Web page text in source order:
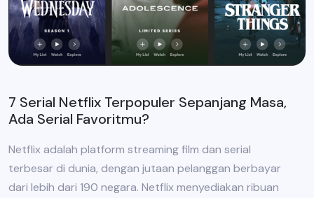
7 Serial Netflix Terpopuler Sepanjang Masa,
Ada Serial Favoritmu?
Netflix adalah platform streaming film dan serial
terbesar di dunia, dengan jutaan pelanggan berbayar
dari lebih dari 190 negara. Netflix menyediakan ribuan